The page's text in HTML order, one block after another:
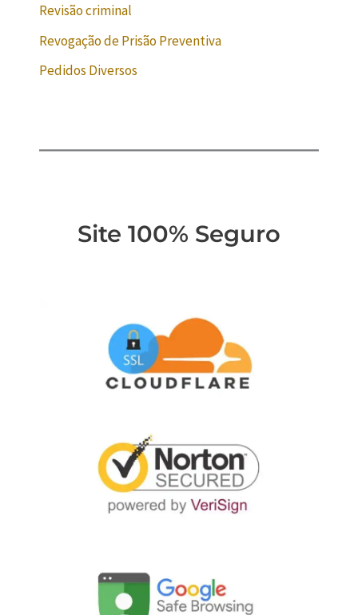
Revisão criminal
Revogação de Prisão Preventiva
Pedidos Diversos
Site 100% Seguro